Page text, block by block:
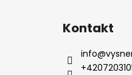
Kontakt
info@